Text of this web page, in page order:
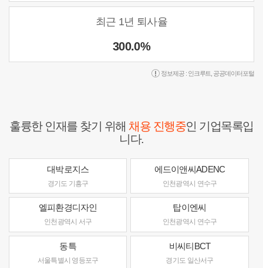
최근 1년 퇴사율
300.0%
정보제공 : 인크루트 공공데이터포털
훌륭한 인재를 찾기 위해채용 진행중인 기업목록입
니다.
대박로지스
경기도 기흥구
에드이앤씨ADENC
인천광역시 연수구
엘피환경디자인
인천광역시 서구
탑이엔씨
인천광역시 연수구
동특
서울특별시 영등포구
비씨티BCT
경기도 일산서구